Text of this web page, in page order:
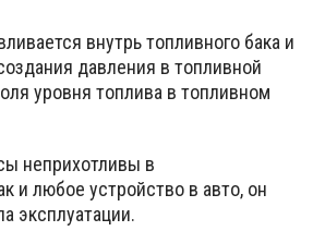
внутрь топливного бака и
давления в топливной
уровня топлива в топливном
неприхотливы в
и любое устройство в авто, он
эксплуатации.